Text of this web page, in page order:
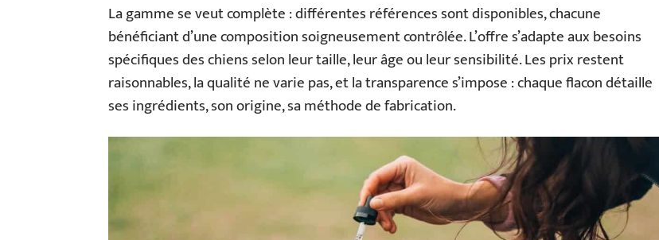
La gamme se veut complète : différentes références sont disponibles, chacune
bénéficiant d’une composition soigneusement contrôlée. L’offre s’adapte aux besoins
spécifiques des chiens selon leur taille, leur âge ou leur sensibilité. Les prix restent
raisonnables, la qualité ne varie pas, et la transparence s’impose : chaque flacon détaille
ses ingrédients, son origine, sa méthode de fabrication.